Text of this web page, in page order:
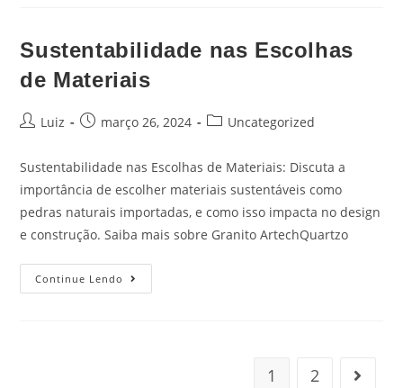
Sustentabilidade nas Escolhas
de Materiais
Luiz março 26, 2024 Uncategorized
Sustentabilidade nas Escolhas de Materiais: Discuta a
importância de escolher materiais sustentáveis como
pedras naturais importadas, e como isso impacta no design
e construção. Saiba mais sobre Granito ArtechQuartzo
Continue Lendo
1 2